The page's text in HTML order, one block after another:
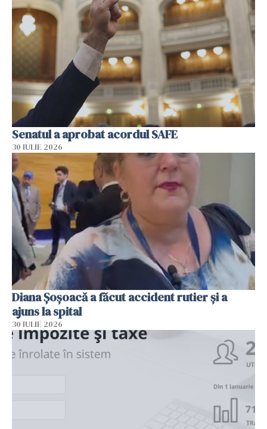
Senatul a aprobat acordul SAFE
30 IULIE 2026
Diana Șoșoacă a făcut accident rutier și a
ajuns la spital
30 IULIE 2026